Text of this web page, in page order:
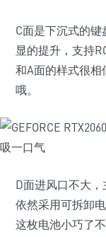
C面是下沉式的
显的提升，支持
和A面的样式很相
哦。
D面进风口不大，
依然采用可拆卸
这枚电池小巧了